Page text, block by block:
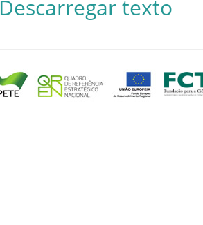
Descarregar texto